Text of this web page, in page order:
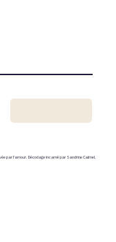
par l'amour. Décodage incarné par Sandrine Calmel.